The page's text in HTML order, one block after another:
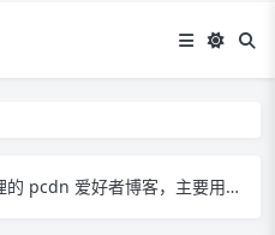
的经验、实用技巧，也会放一些收集到的资源。大家有啥想法、问题都能来这儿聊，一起琢磨怎么把 pcdn 玩得更顺～